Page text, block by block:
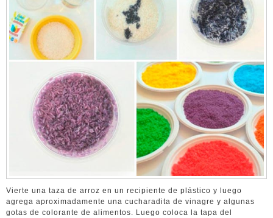
Vierte una taza de arroz en un recipiente de plástico y luego
agrega aproximadamente una cucharadita de vinagre y algunas
gotas de colorante de alimentos. Luego coloca la tapa del